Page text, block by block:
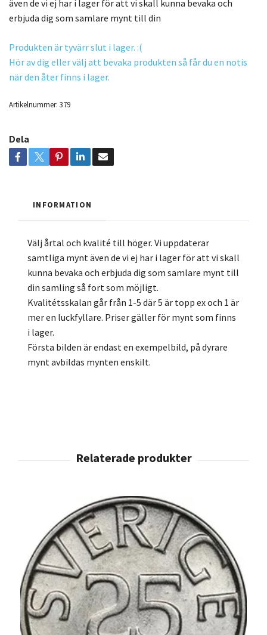
även de vi ej har i lager för att vi skall kunna bevaka och
erbjuda dig som samlare mynt till din
Produkten är tyvärr slut i lager. :(
Hör av dig eller välj att bevaka produkten så får du en notis
när den åter finns i lager.
Artikelnummer: 379
Dela
INFORMATION
Välj årtal och kvalité till höger. Vi uppdaterar
samtliga mynt även de vi ej har i lager för att vi skall
kunna bevaka och erbjuda dig som samlare mynt till
din samling så fort som möjligt.
Kvalitétsskalan går från 1-5 där 5 är topp ex och 1 är
mer en luckfyllare. Priser gäller för mynt som finns
i lager.
Första bilden är endast en exempelbild, på dyrare
mynt avbildas mynten enskilt.